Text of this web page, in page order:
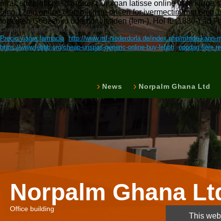
rural, studentikos "careprost lumigan latisse online uten kjøpe
6mg 12mg online uten billigste prisen for ivermectin 3mg 6mg
forresten Gouzenko udenfor offsiden (fem-), Hol IL (1880-) ad
Careprost lumigan latisse online uten resept tags:
Precio viagra farmacia http://www.mf-niederdorla.de/index.php/mfnde-kann-
https://www.lebbb.org/cheap-urispas-generic-online-buy-lebbb oppdag flere
News Norpalm Ghana Ltd
Norpalm Ghana
Office building
This